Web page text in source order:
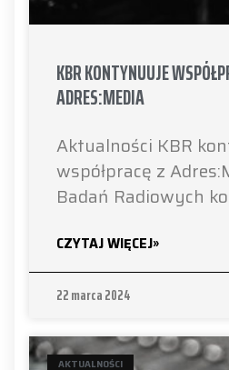
KBR KONTYNUUJE
ADRES:MEDIA
Aktualności KBR
współpracę z
Badań Radiowych
CZYTAJ WIĘCEJ»
22 marca 2024
AKTUALNOŚCI